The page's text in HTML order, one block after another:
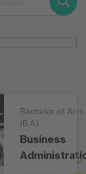
Bachelor of Arts
(B.A.)
Business